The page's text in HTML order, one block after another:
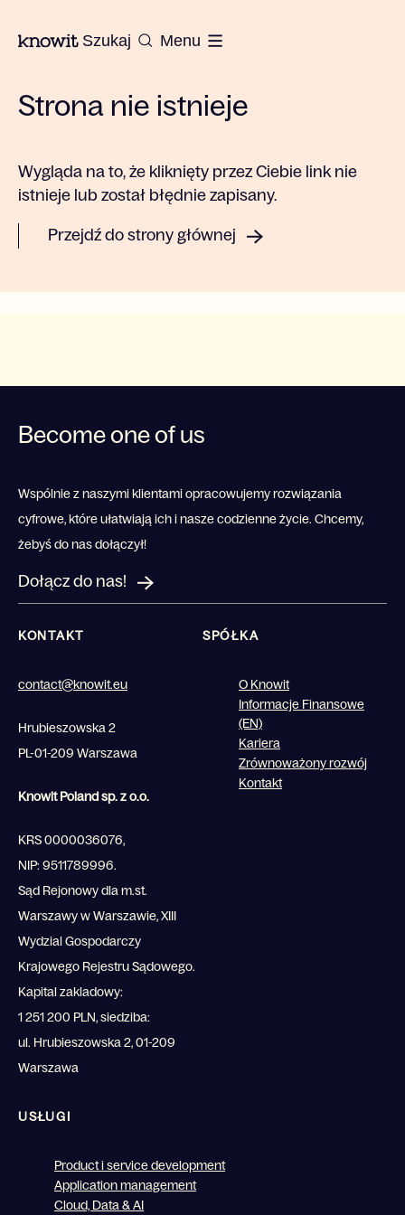
Do strony głównej Knowit
Szukaj Menu
Strona nie istnieje
Wygląda na to, że kliknięty przez Ciebie link nie
istnieje lub został błędnie zapisany.
Przejdź do strony głównej
Become one of us
Wspólnie z naszymi klientami opracowujemy rozwiązania
cyfrowe, które ułatwiają ich i nasze codzienne życie. Chcemy,
żebyś do nas dołączył!
Dołącz do nas!
KONTAKT
contact@knowit.eu
Hrubieszowska 2
PL-01-209 Warszawa
Knowit Poland sp. z o.o.
KRS 0000036076,
NIP: 9511789996.
Sąd Rejonowy dla m.st.
Warszawy w Warszawie, XIII
Wydzial Gospodarczy
Krajowego Rejestru Sądowego.
Kapital zakladowy:
1 251 200 PLN, siedziba:
ul. Hrubieszowska 2, 01-209
Warszawa
SPÓŁKA
O Knowit
Informacje Finansowe
(EN)
Kariera
Zrównoważony rozwój
Kontakt
USŁUGI
Product i service development
Application management
Cloud, Data & AI